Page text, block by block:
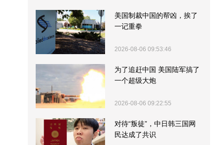
美国制裁中国的帮凶，挨了
一记重拳
2026-08-06 09:53:46
为了追赶中国 美国陆军搞了
一个超级大炮
2026-08-06 09:22:55
对待“叛徒”，中日韩三国网
民达成了共识